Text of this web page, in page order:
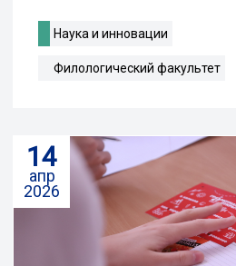
Наука и инновации
Филологический факультет
14
апр
2026